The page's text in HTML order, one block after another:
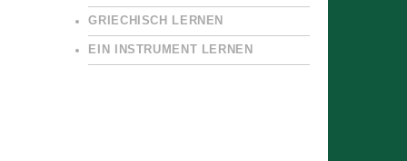
GRIECHISCH LERNEN
EIN INSTRUMENT LERNEN